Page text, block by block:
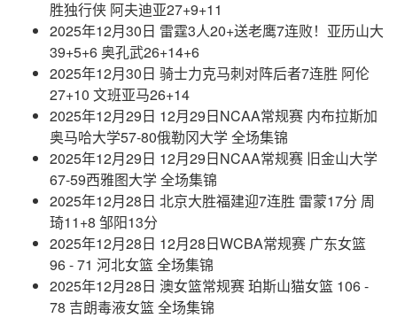
胜独行侠 阿夫迪亚27+9+11
2025年12月30日 雷霆3人20+送老鹰7连败！亚历山大
39+5+6 奥孔武26+14+6
2025年12月30日 骑士力克马刺对阵后者7连胜 阿伦
27+10 文班亚马26+14
2025年12月29日 12月29日NCAA常规赛 内布拉斯加
奥马哈大学57-80俄勒冈大学 全场集锦
2025年12月29日 12月29日NCAA常规赛 旧金山大学
67-59西雅图大学 全场集锦
2025年12月28日 北京大胜福建迎7连胜 雷蒙17分 周
琦11+8 邹阳13分
2025年12月28日 12月28日WCBA常规赛 广东女篮
96 - 71 河北女篮 全场集锦
2025年12月28日 澳女篮常规赛 珀斯山猫女篮 106 -
78 吉朗毒液女篮 全场集锦